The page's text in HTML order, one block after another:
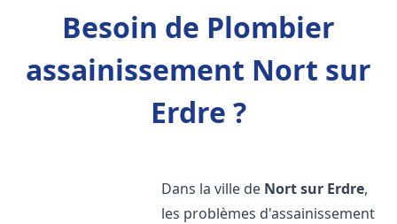
Besoin de Plombier
assainissement Nort sur
Erdre ?
Dans la ville de Nort sur Erdre,
les problèmes d'assainissement